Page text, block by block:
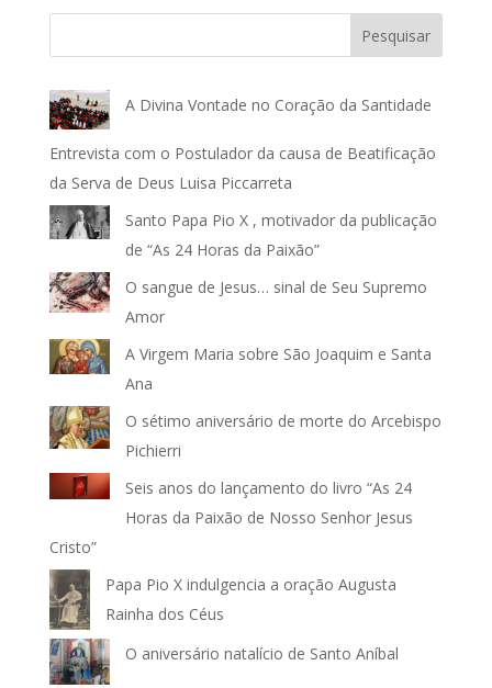
Pesquisar
A Divina Vontade no Coração da Santidade
Entrevista com o Postulador da causa de Beatificação
da Serva de Deus Luisa Piccarreta
Santo Papa Pio X , motivador da publicação
de “As 24 Horas da Paixão”
O sangue de Jesus… sinal de Seu Supremo
Amor
A Virgem Maria sobre São Joaquim e Santa
Ana
O sétimo aniversário de morte do Arcebispo
Pichierri
Seis anos do lançamento do livro “As 24
Horas da Paixão de Nosso Senhor Jesus
Cristo”
Papa Pio X indulgencia a oração Augusta
Rainha dos Céus
O aniversário natalício de Santo Aníbal